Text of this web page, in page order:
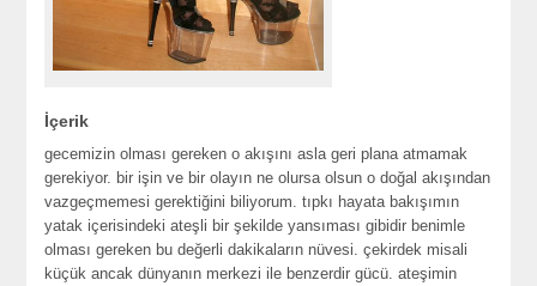
İçerik
gecemizin olması gereken o akışını asla geri plana atmamak
gerekiyor. bir işin ve bir olayın ne olursa olsun o doğal akışından
vazgeçmemesi gerektiğini biliyorum. tıpkı hayata bakışımın
yatak içerisindeki ateşli bir şekilde yansıması gibidir benimle
olması gereken bu değerli dakikaların nüvesi. çekirdek misali
küçük ancak dünyanın merkezi ile benzerdir gücü. ateşimin